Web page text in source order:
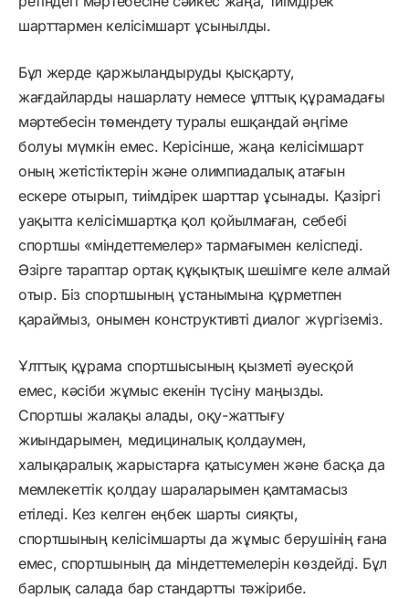
шарттармен келісімшарт ұсынылды.
Бұл жерде қаржыландыруды қысқарту,
жағдайларды нашарлату немесе ұлттық құрамадағы
мәртебесін төмендету туралы ешқандай әңгіме
болуы мүмкін емес. Керісінше, жаңа келісімшарт
оның жетістіктерін және олимпиадалық атағын
ескере отырып, тиімдірек шарттар ұсынады. Қазіргі
уақытта келісімшартқа қол қойылмаған, себебі
спортшы «міндеттемелер» тармағымен келіспеді.
Әзірге тараптар ортақ құқықтық шешімге келе алмай
отыр. Біз спортшының ұстанымына құрметпен
қараймыз, онымен конструктивті диалог жүргіземіз.
Ұлттық құрама спортшысының қызметі әуесқой
емес, кәсіби жұмыс екенін түсіну маңызды.
Спортшы жалақы алады, оқу-жаттығу
жиындарымен, медициналық қолдаумен,
халықаралық жарыстарға қатысумен және басқа да
мемлекеттік қолдау шараларымен қамтамасыз
етіледі. Кез келген еңбек шарты сияқты,
спортшының келісімшарты да жұмыс берушінің ғана
емес, спортшының да міндеттемелерін көздейді. Бұл
барлық салада бар стандартты тәжірибе.